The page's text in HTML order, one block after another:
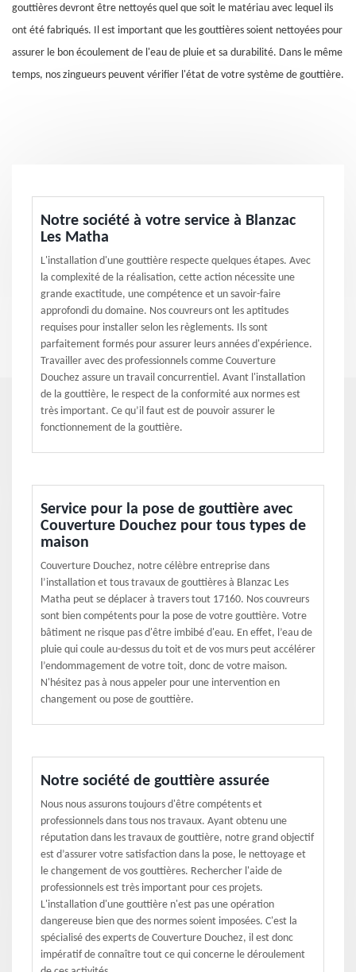
gouttières devront être nettoyés quel que soit le matériau avec lequel ils
ont été fabriqués. Il est important que les gouttières soient nettoyées pour
assurer le bon écoulement de l'eau de pluie et sa durabilité. Dans le même
temps, nos zingueurs peuvent vérifier l'état de votre système de gouttière.
Notre société à votre service à Blanzac
Les Matha
L'installation d'une gouttière respecte quelques étapes. Avec
la complexité de la réalisation, cette action nécessite une
grande exactitude, une compétence et un savoir-faire
approfondi du domaine. Nos couvreurs ont les aptitudes
requises pour installer selon les règlements. Ils sont
parfaitement formés pour assurer leurs années d'expérience.
Travailler avec des professionnels comme Couverture
Douchez assure un travail concurrentiel. Avant l'installation
de la gouttière, le respect de la conformité aux normes est
très important. Ce qu’il faut est de pouvoir assurer le
fonctionnement de la gouttière.
Service pour la pose de gouttière avec
Couverture Douchez pour tous types de
maison
Couverture Douchez, notre célèbre entreprise dans
l’installation et tous travaux de gouttières à Blanzac Les
Matha peut se déplacer à travers tout 17160. Nos couvreurs
sont bien compétents pour la pose de votre gouttière. Votre
bâtiment ne risque pas d'être imbibé d'eau. En effet, l’eau de
pluie qui coule au-dessus du toit et de vos murs peut accélérer
l’endommagement de votre toit, donc de votre maison.
N'hésitez pas à nous appeler pour une intervention en
changement ou pose de gouttière.
Notre société de gouttière assurée
Nous nous assurons toujours d'être compétents et
professionnels dans tous nos travaux. Ayant obtenu une
réputation dans les travaux de gouttière, notre grand objectif
est d’assurer votre satisfaction dans la pose, le nettoyage et
le changement de vos gouttières. Rechercher l'aide de
professionnels est très important pour ces projets.
L'installation d'une gouttière n'est pas une opération
dangereuse bien que des normes soient imposées. C'est la
spécialisé des experts de Couverture Douchez, il est donc
impératif de connaître tout ce qui concerne le déroulement